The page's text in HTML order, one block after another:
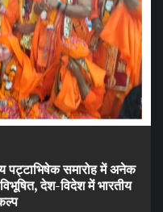
समारोह में अनेक
देश-विदेश में भारतीय